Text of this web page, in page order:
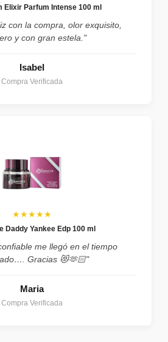
Elixir Parfum Intense 100 ml
con la compra, olor exquisito,
y con gran estela."
Isabel
Compra Verificada
★★★★★
Daddy Yankee Edp 100 ml
me llegó en el tiempo
Gracias 😻🫶🏻"
Maria
Compra Verificada